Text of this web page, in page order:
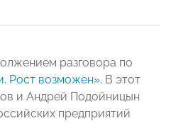
разговора по
Рост возможен». В этот
и Андрей Подойницын
предприятий